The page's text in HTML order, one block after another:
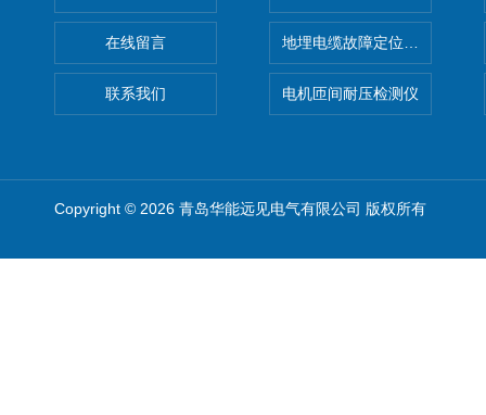
在线留言
联系我们
地埋电缆故障定位仪 地下电
电机匝间耐压检测仪
Copyright © 2026 青岛华能远见电气有限公司 版权所有